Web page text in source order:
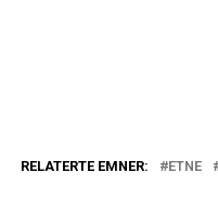
RELATERTE EMNER: ETNE